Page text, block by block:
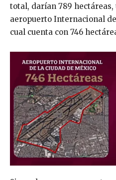
total, darían 789
aeropuerto Internacional
cual cuenta con 746